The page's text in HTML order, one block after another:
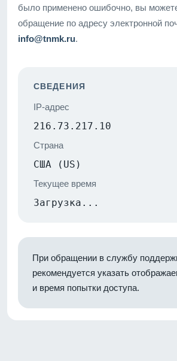
было применено ошибочно, вы
обращение по адресу электронной
info@tnmk.ru.
СВЕДЕНИЯ
IP-адрес
216.73.217.10
Страна
США (US)
Текущее время
Загрузка...
При обращении в службу
рекомендуется указать
и время попытки доступа.